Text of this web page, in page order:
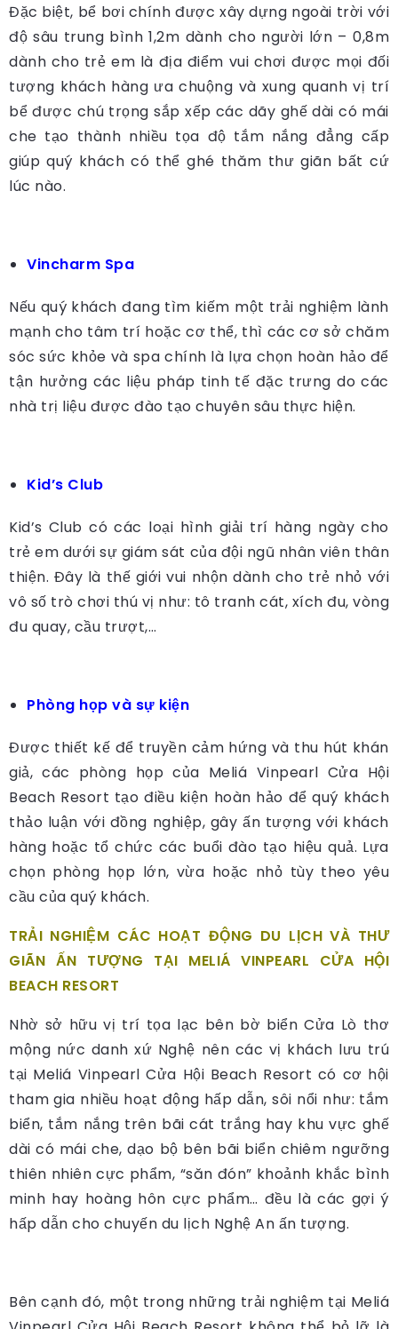
Đặc biệt, bể bơi chính được xây dựng ngoài trời với
độ sâu trung bình 1,2m dành cho người lớn – 0,8m
dành cho trẻ em là địa điểm vui chơi được mọi đối
tượng khách hàng ưa chuộng và xung quanh vị trí
bể được chú trọng sắp xếp các dãy ghế dài có mái
che tạo thành nhiều tọa độ tắm nắng đẳng cấp
giúp quý khách có thể ghé thăm thư giãn bất cứ
lúc nào.
Vincharm Spa
Nếu quý khách đang tìm kiếm một trải nghiệm lành
mạnh cho tâm trí hoặc cơ thể, thì các cơ sở chăm
sóc sức khỏe và spa chính là lựa chọn hoàn hảo để
tận hưởng các liệu pháp tinh tế đặc trưng do các
nhà trị liệu được đào tạo chuyên sâu thực hiện.
Kid’s Club
Kid’s Club có các loại hình giải trí hàng ngày cho
trẻ em dưới sự giám sát của đội ngũ nhân viên thân
thiện. Đây là thế giới vui nhộn dành cho trẻ nhỏ với
vô số trò chơi thú vị như: tô tranh cát, xích đu, vòng
đu quay, cầu trượt,…
Phòng họp và sự kiện
Được thiết kế để truyền cảm hứng và thu hút khán
giả, các phòng họp của Meliá Vinpearl Cửa Hội
Beach Resort tạo điều kiện hoàn hảo để quý khách
thảo luận với đồng nghiệp, gây ấn tượng với khách
hàng hoặc tổ chức các buổi đào tạo hiệu quả. Lựa
chọn phòng họp lớn, vừa hoặc nhỏ tùy theo yêu
cầu của quý khách.
TRẢI NGHIỆM CÁC HOẠT ĐỘNG DU LỊCH VÀ THƯ
GIÃN ẤN TƯỢNG TẠI MELIÁ VINPEARL CỬA HỘI
BEACH RESORT
Nhờ sở hữu vị trí tọa lạc bên bờ biển Cửa Lò thơ
mộng nức danh xứ Nghệ nên các vị khách lưu trú
tại Meliá Vinpearl Cửa Hội Beach Resort có cơ hội
tham gia nhiều hoạt động hấp dẫn, sôi nổi như: tắm
biển, tắm nắng trên bãi cát trắng hay khu vực ghế
dài có mái che, dạo bộ bên bãi biển chiêm ngưỡng
thiên nhiên cực phẩm, “săn đón” khoảnh khắc bình
minh hay hoàng hôn cực phẩm… đều là các gợi ý
hấp dẫn cho chuyến du lịch Nghệ An ấn tượng.
Bên cạnh đó, một trong những trải nghiệm tại Meliá